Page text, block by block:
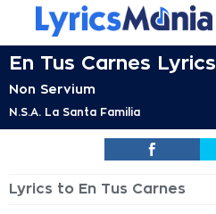
En Tus Carnes Lyrics
Non Servium
N.S.A. La Santa Familia
Lyrics to En Tus Carnes